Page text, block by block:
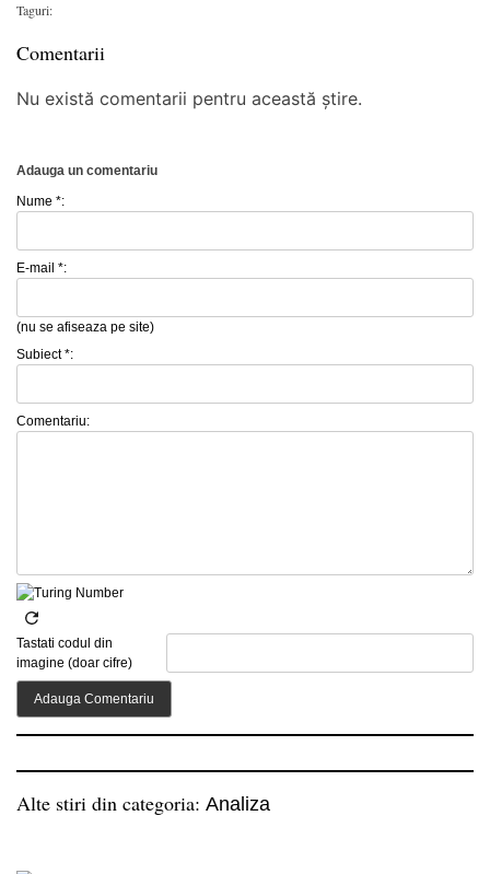
Taguri:
Comentarii
Nu există comentarii pentru această știre.
Adauga un comentariu
Nume *:
E-mail *:
(nu se afiseaza pe site)
Subiect *:
Comentariu:
Tastati codul din
imagine (doar cifre)
Alte stiri din categoria: Analiza